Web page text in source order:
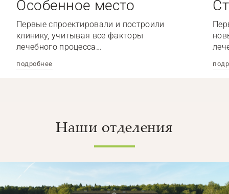
Особенное место
Первые спроектировали и построили
клинику, учитывая все факторы
лечебного процесса…
подробнее
Наши отделения